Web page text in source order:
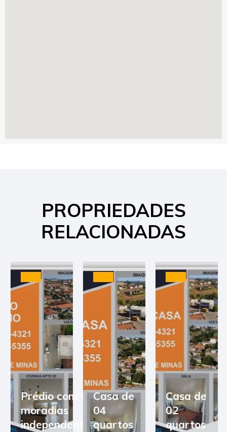
PROPRIEDADES
RELACIONADAS
Prédio com 03
moradias
independentes
Casa de
04
quartos
Casa de
02
quartos